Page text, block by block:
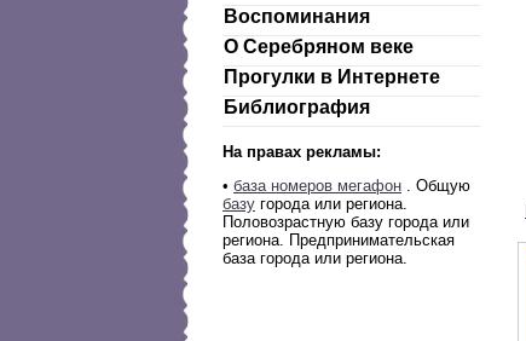
Воспоминания
О Серебряном веке
Прогулки в Интернете
Библиография
На правах рекламы:
• база номеров мегафон . Общую
базу города или региона.
Половозрастную базу города или
региона. Предпринимательская
база города или региона.